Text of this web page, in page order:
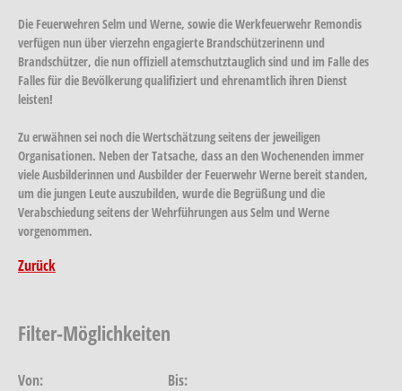
Die Feuerwehren Selm und Werne, sowie die Werkfeuerwehr Remondis
verfügen nun über vierzehn engagierte Brandschützerinenn und
Brandschützer, die nun offiziell atemschutztauglich sind und im Falle des
Falles für die Bevölkerung qualifiziert und ehrenamtlich ihren Dienst
leisten!
Zu erwähnen sei noch die Wertschätzung seitens der jeweiligen
Organisationen. Neben der Tatsache, dass an den Wochenenden immer
viele Ausbilderinnen und Ausbilder der Feuerwehr Werne bereit standen,
um die jungen Leute auszubilden, wurde die Begrüßung und die
Verabschiedung seitens der Wehrführungen aus Selm und Werne
vorgenommen.
Zurück
Filter-Möglichkeiten
Von: Bis: